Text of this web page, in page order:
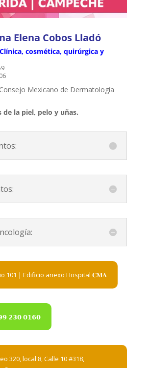
Elena Cobos Lladó
cosmética, quirúrgica y
Mexicano de Dermatología
de la piel, pelo y uñas.
101 | Edificio anexo Hospital 𝐂𝐌𝐀
𝟮𝟯𝟬 𝟬𝟭𝟲𝟬
320, local 8, Calle 10 #318,